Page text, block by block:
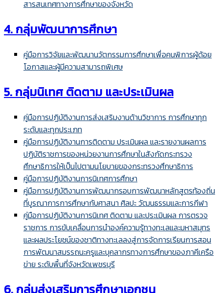
สารสนเทศทางการศึกษาของจังหวัด
4. กลุ่มพัฒนาการศึกษา
คู่มือการวิจัยและพัฒนานวัตกรรมการศึกษาเพื่อคนพิการผู้ด้อย
โอกาสและผู้มีความสามารถพิเศษ
5. กลุ่มนิเทศ ติดตาม และประเมินผล
คู่มือการปฏิบัติงานการส่งเสริมงานด้านวิชาการ การศึกษาทุก
ระดับและทุกประเภท
คู่มือการปฏิบัติงานการติดตาม ประเมินผล และรายงานผลการ
ปฏิบัติราชการของหน่วยงานการศึกษาในสังกัดกระทรวง
ศึกษาธิการให้เป็นไปตามนโยบายของกระทรวงศึกษาธิการ
คู่มือการปฏิบัติงานการนิเทศการศึกษา
คู่มือการปฏิบัติงานการพัฒนากรอบการพัฒนาหลักสูตรท้องถิ่น
ที่บูรณาการการศึกษากับศาสนา ศิลปะ วัฒนธรรมและการกีฬา
คู่มือการปฏิบัติงานการนิเทศ ติดตาม และประเมินผล การตรวจ
ราชการ การขับเคลื่อนการนำองค์ความรู้ทางทะเลและมหาสมุทร
และผลประโยชน์ของชาติทางทะเลลงสู่การจัดการเรียนการสอน
การพัฒนาสมรรถนะครูและบุคลากรทางการศึกษาของภาคีเครือ
ข่าย ระดับพื้นที่จังหวัดเพชรบุรี
6. กลุ่มส่งเสริมการศึกษาเอกชน